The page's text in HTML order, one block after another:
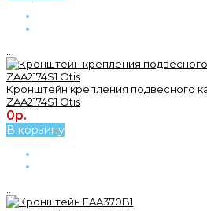
Кронштейн крепления подвесного
ZAA2174S1 Otis
0р.
В корзину